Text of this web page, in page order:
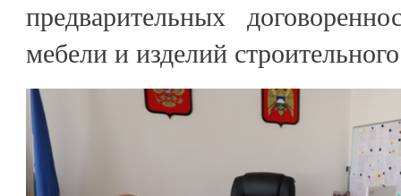
предварительных
мебели и изделий